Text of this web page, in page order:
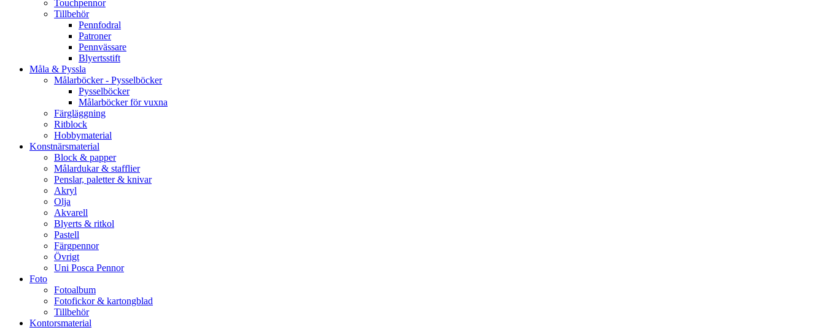
Touchpennor
Tillbehör
Pennfodral
Patroner
Pennvässare
Blyertsstift
Måla & Pyssla
Målarböcker - Pysselböcker
Pysselböcker
Målarböcker för vuxna
Färgläggning
Ritblock
Hobbymaterial
Konstnärsmaterial
Block & papper
Målardukar & stafflier
Penslar, paletter & knivar
Akryl
Olja
Akvarell
Blyerts & ritkol
Pastell
Färgpennor
Övrigt
Uni Posca Pennor
Foto
Fotoalbum
Fotofickor & kartongblad
Tillbehör
Kontorsmaterial